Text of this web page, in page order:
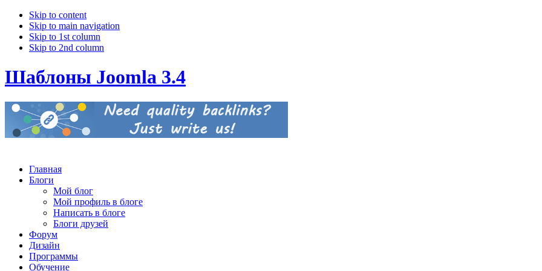
Skip to content
Skip to main navigation
Skip to 1st column
Skip to 2nd column
Шаблоны Joomla 3.4
Главная
Блоги
Мой блог
Мой профиль в блоге
Написать в блоге
Блоги друзей
Форум
Дизайн
Программы
Обучение